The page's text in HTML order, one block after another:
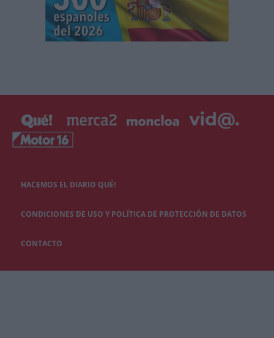
HACEMOS EL DIARIO QUÉ!
CONDICIONES DE USO Y POLÍTICA DE PROTECCIÓN DE DATOS
CONTACTO